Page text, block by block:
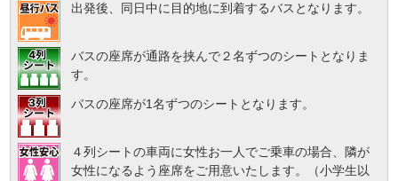
出発後、同日中に目的地に到着するバスとなります。
バスの座席が通路を挟んで２名ずつのシートとなりま
す。
バスの座席が1名ずつのシートとなります。
４列シートの車両に女性お一人でご乗車の場合、隣が
女性になるよう座席をご用意いたします。（小学生以